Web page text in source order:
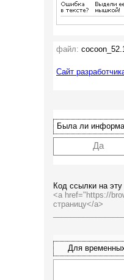
Код ссылки на эту
<a href="https://
страницу</a>
файл:
Сайт
Да
Была ли
Для